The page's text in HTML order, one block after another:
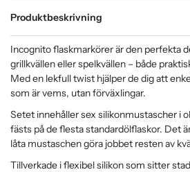
Produktbeskrivning
Incognito flaskmarkörer är den perfekta
grillkvällen eller spelkvällen – både
Med en lekfull twist hjälper de dig att
som är vems, utan förväxlingar.
Setet innehåller sex silikonmustascher i
fästs på de flesta standardölflaskor. Det
låta mustaschen göra jobbet resten av
Tillverkade i flexibel silikon som sitter